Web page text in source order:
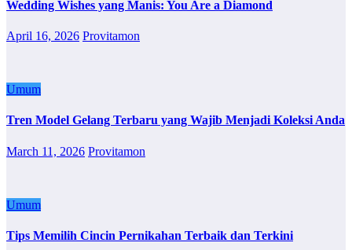
Wedding Wishes yang Manis: You Are a Diamond
April 16, 2026 Provitamon
Umum
Tren Model Gelang Terbaru yang Wajib Menjadi Koleksi Anda
March 11, 2026 Provitamon
Umum
Tips Memilih Cincin Pernikahan Terbaik dan Terkini